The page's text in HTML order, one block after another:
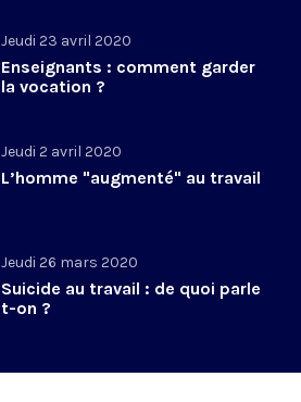
Jeudi 23 avril 2020
Enseignants : comment garder
la vocation ?
Jeudi 2 avril 2020
L’homme "augmenté" au travail
Jeudi 26 mars 2020
Suicide au travail : de quoi parle
t-on ?